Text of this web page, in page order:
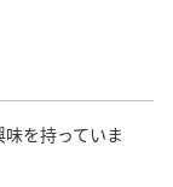
を持っていま